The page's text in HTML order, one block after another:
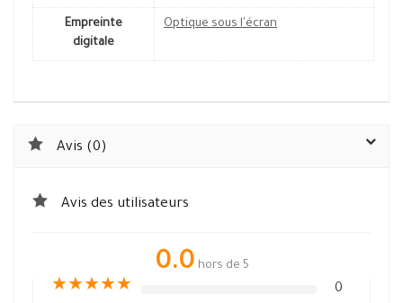
Empreinte
digitale
Optique sous l'écran
Avis (0)
Avis des utilisateurs
0.0 hors de 5
★★★★★ 0